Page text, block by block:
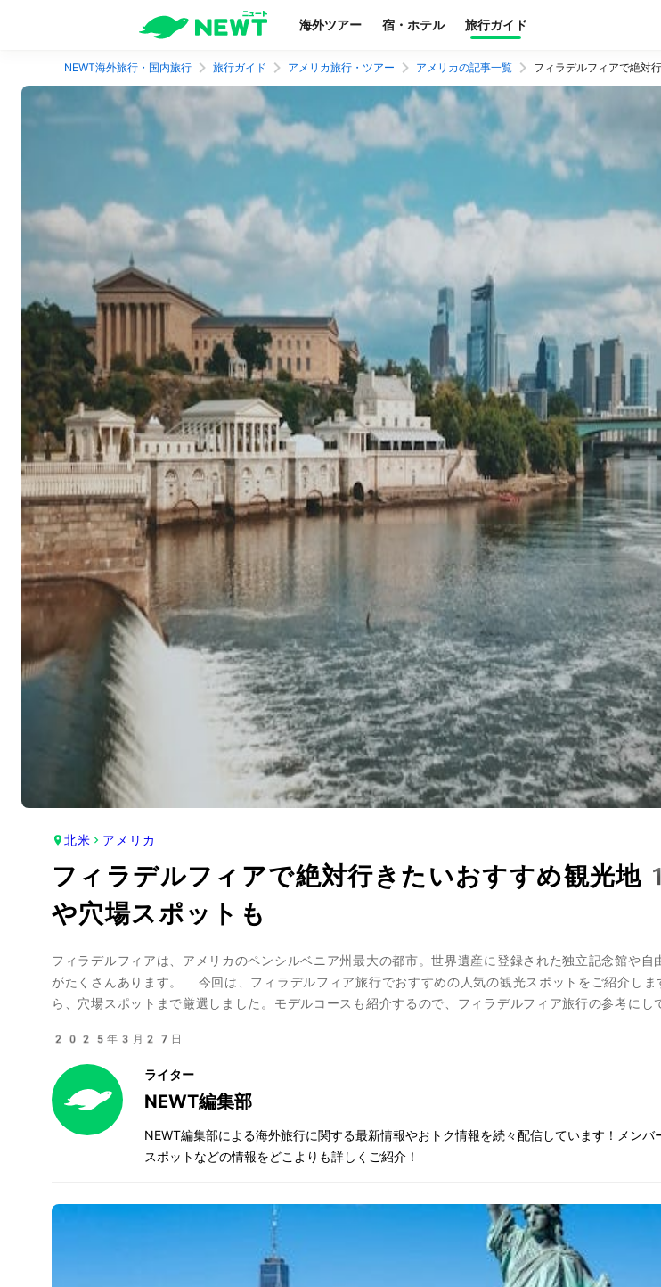
海外ツアー 宿・ホテル 旅行ガイド
NEWT海外旅行・国内旅行 旅行ガイド アメリカ旅行・ツアー アメリカの記事一覧 フィラデルフィアで絶対
北米 アメリカ
フィラデルフィアで絶対行きたいおすすめ観光
や穴場スポットも
フィラデルフィアは、アメリカのペンシルベニア州最大の都市。世界遺産に登録された独立記念館や自
がたくさんあります。 今回は、フィラデルフィア旅行でおすすめの人気の観光スポットをご紹介しま
ら、穴場スポットまで厳選しました。モデルコースも紹介するので、フィラデルフィア旅行の参考にし
2025年3月27日
ライター
NEWT編集部
NEWT編集部による海外旅行に関する最新情報やおトク情報を続々配信しています！メンバ
スポットなどの情報をどこよりも詳しくご紹介！